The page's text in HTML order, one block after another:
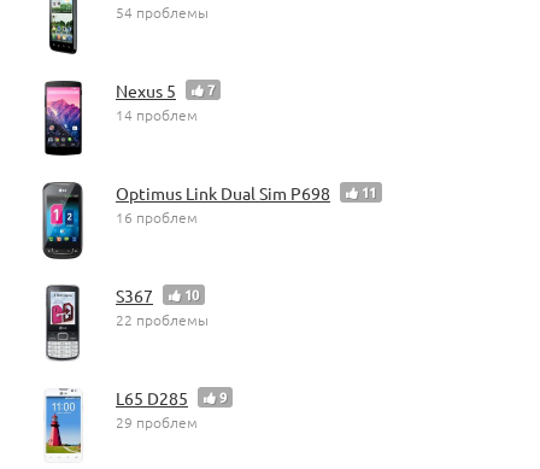
54 проблемы
Nexus 5 7
14 проблем
Optimus Link Dual Sim P698 11
16 проблем
S367 10
22 проблемы
L65 D285 9
29 проблем